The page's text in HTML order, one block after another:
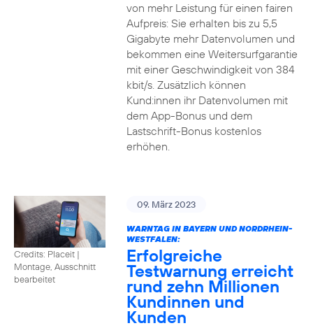
von mehr Leistung für einen fairen
Aufpreis: Sie erhalten bis zu 5,5
Gigabyte mehr Datenvolumen und
bekommen eine Weitersurfgarantie
mit einer Geschwindigkeit von 384
kbit/s. Zusätzlich können
Kund:innen ihr Datenvolumen mit
dem App-Bonus und dem
Lastschrift-Bonus kostenlos
erhöhen.
Credits: Placeit |
Montage, Ausschnitt
bearbeitet
09. März 2023
WARNTAG IN BAYERN UND NORDRHEIN-
WESTFALEN:
Erfolgreiche
Testwarnung erreicht
rund zehn Millionen
Kundinnen und
Kunden